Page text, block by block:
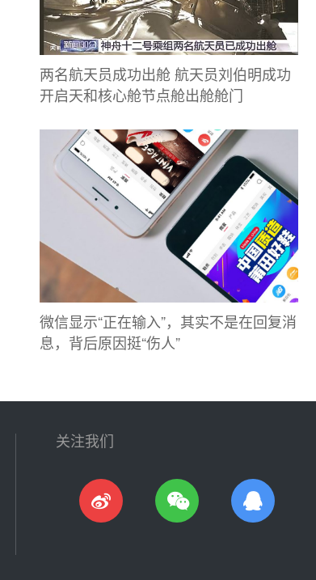
两名航天员成功出舱 航天员刘伯明成功
开启天和核心舱节点舱出舱舱门
微信显示“正在输入”，其实不是在回复消
息，背后原因挺“伤人”
关注我们